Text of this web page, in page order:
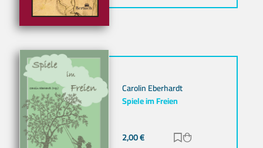
Carolin Eberhardt
Spiele im Freien
2,00€ Zur Merkliste